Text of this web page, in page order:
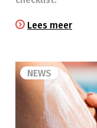
Lees meer
NEWS